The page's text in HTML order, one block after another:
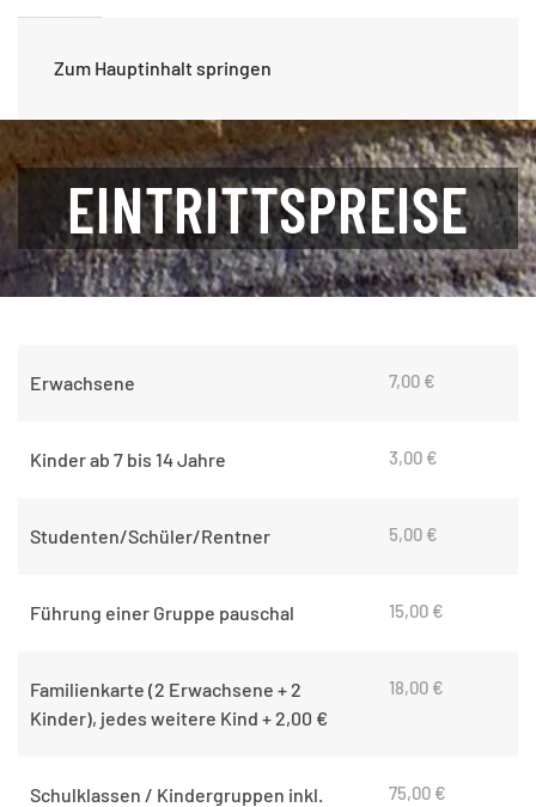
Zum Hauptinhalt springen
EINTRITTSPREISE
Erwachsene 7,00 €
Kinder ab 7 bis 14 Jahre 3,00 €
Studenten/Schüler/Rentner 5,00 €
Führung einer Gruppe pauschal 15,00 €
Familienkarte (2 Erwachsene + 2
Kinder), jedes weitere Kind + 2,00 €
18,00 €
Schulklassen / Kindergruppen inkl.
75,00 €